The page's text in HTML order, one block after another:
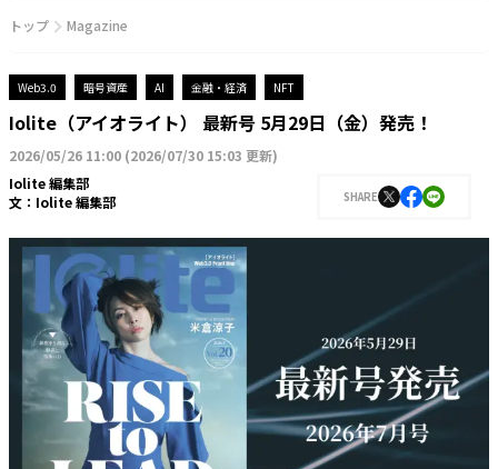
トップ Magazine
Web3.0 暗号資産 AI 金融・経済 NFT
Iolite（アイオライト） 最新号 5月29日（金）発売！
2026/05/26 11:00 (2026/07/30 15:03 更新)
Iolite 編集部
文： Iolite 編集部 SHARE